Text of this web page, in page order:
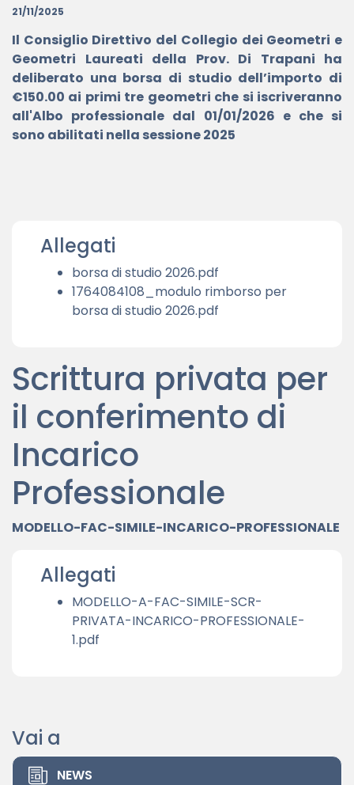
Vai a
NEWS
21/11/2025
Il Consiglio Direttivo del Collegio dei Geometri e
Geometri Laureati della Prov. Di Trapani ha
deliberato una borsa di studio dell’importo di
€150.00 ai primi tre geometri che si iscriveranno
all'Albo professionale dal 01/01/2026 e che si
sono abilitati nella sessione 2025
Allegati
borsa di studio 2026.pdf
1764084108_modulo rimborso per
borsa di studio 2026.pdf
Scrittura privata per
il conferimento di
Incarico
Professionale
MODELLO-FAC-SIMILE-INCARICO-PROFESSIONALE
Allegati
MODELLO-A-FAC-SIMILE-SCR-
PRIVATA-INCARICO-PROFESSIONALE-
1.pdf
Privacy Policy|Amministrazione Trasparente
© 2026 - Collegio Dei Geometri E Geometri Laureati